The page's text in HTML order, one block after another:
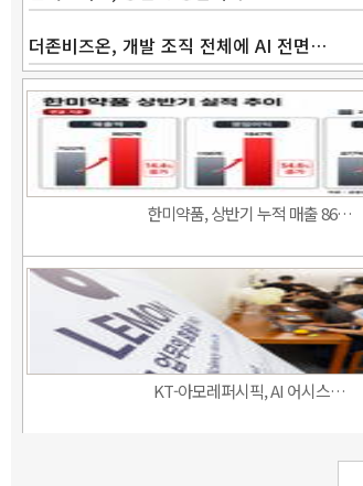
더존비즈온, 개발 조직 전체에 AI 전면…
한미약품, 상반기 누적 매출 86…
KT-아모레퍼시픽, AI 어시스…